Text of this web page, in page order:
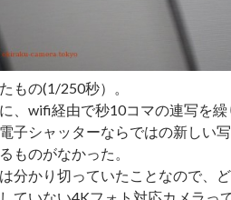
もの(1/250秒）。
、wifi経由で秒10コマの連写を
子シャッターならではの新しい
ものがなかった。
分かり切っていたことなので、